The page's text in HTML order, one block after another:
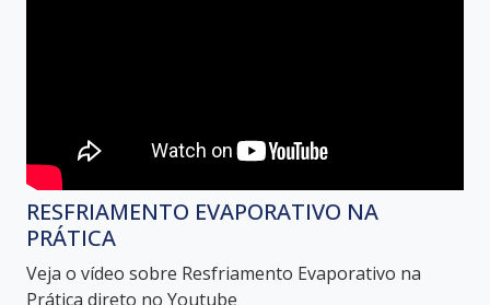
RESFRIAMENTO EVAPORATIVO NA
PRÁTICA
Veja o vídeo sobre Resfriamento Evaporativo na
Prática direto no Youtube